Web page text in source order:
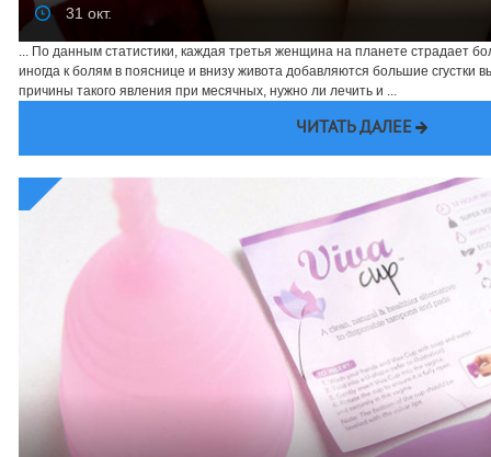
31 окт.
... По данным статистики, каждая третья женщина на планете страдает
иногда к болям в пояснице и внизу живота добавляются большие сгустки
причины такого явления при месячных, нужно ли лечить и ...
ЧИТАТЬ ДАЛЕЕ